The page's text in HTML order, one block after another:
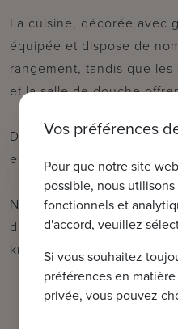
La cuisine, décorée avec
équipée et dispose de
rangement, tandis que
et la salle de douche
De plus, la possibilité
est également offerte.
N'hésitez pas à nous
d'informations : tel : 050
knokke@immax.be
Vos préférences
Pour que notre site
possible, nous
fonctionnels et
d'accord, veuillez
Si vous souhaitez
préférences en
privée, vous pouvez